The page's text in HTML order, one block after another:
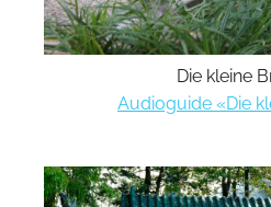
Die kleine
Audioguide «Die